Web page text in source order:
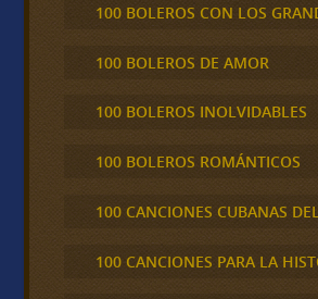
100 BOLEROS CON LOS
100 BOLEROS DE AMOR
100 BOLEROS INOLVIDABLES
100 BOLEROS ROMÁNTICOS
100 CANCIONES CUBANAS
100 CANCIONES PARA LA